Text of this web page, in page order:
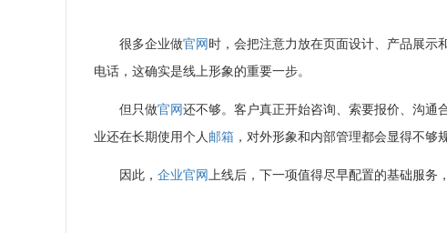
很多企业做官网 时，会把注意力放在页面设计、产品展示
电话，这确实是线上形象的重要一步。
但只做官网 还不够。客户真正开始咨询、索要报价、沟通
业还在长期使用个人 邮箱 ，对外形象和内部管理都会显得不够
因此， 企业官网 上线后，下一项值得尽早配置的基础服务